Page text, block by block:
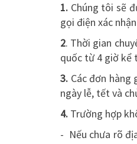
1. Chúng tôi sẽ
gọi điện xác
2. Thời gian
quốc từ 4 giờ kể
3. Các đơn
ngày lễ, tết và
4. Trường hợp
- Nếu chưa rõ